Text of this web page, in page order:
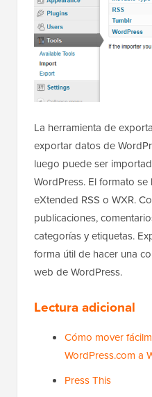
La herramienta de
exportar datos de
luego puede ser
WordPress. El formato
eXtended RSS o WXR.
publicaciones,
categorías y etiquetas.
forma útil de hacer una
web de WordPress.
Lectura adicional
Cómo mover
WordPress.com a
Press This